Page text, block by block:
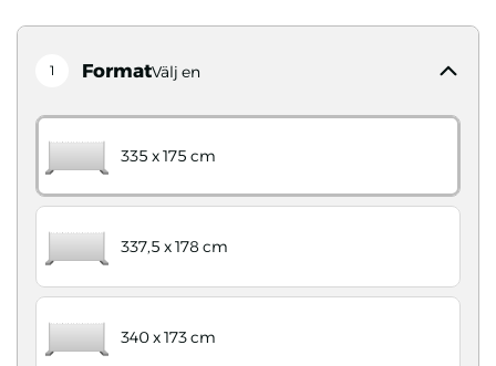
1 FormatVälj en
335 x 175 cm
337,5 x 178 cm
340 x 173 cm